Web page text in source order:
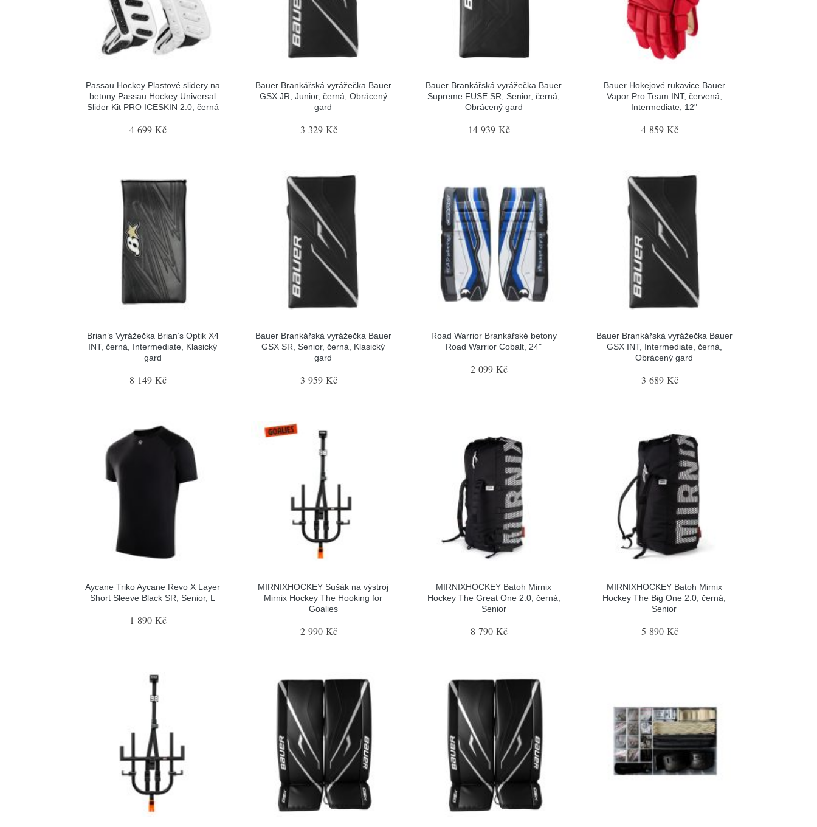
Passau Hockey Plastové slidery na
betony Passau Hockey Universal
Slider Kit PRO ICESKIN 2.0, černá
4 699 Kč
Bauer Brankářská vyrážečka Bauer
GSX JR, Junior, černá, Obrácený
gard
3 329 Kč
Bauer Brankářská vyrážečka Bauer
Supreme FUSE SR, Senior, černá,
Obrácený gard
14 939 Kč
Bauer Hokejové rukavice Bauer
Vapor Pro Team INT, červená,
Intermediate, 12"
4 859 Kč
Brian’s Vyrážečka Brian’s Optik X4
INT, černá, Intermediate, Klasický
gard
8 149 Kč
Bauer Brankářská vyrážečka Bauer
GSX SR, Senior, černá, Klasický
gard
3 959 Kč
Road Warrior Brankářské betony
Road Warrior Cobalt, 24"
2 099 Kč
Bauer Brankářská vyrážečka Bauer
GSX INT, Intermediate, černá,
Obrácený gard
3 689 Kč
Aycane Triko Aycane Revo X Layer
Short Sleeve Black SR, Senior, L
1 890 Kč
MIRNIXHOCKEY Sušák na výstroj
Mirnix Hockey The Hooking for
Goalies
2 990 Kč
MIRNIXHOCKEY Batoh Mirnix
Hockey The Great One 2.0, černá,
Senior
8 790 Kč
MIRNIXHOCKEY Batoh Mirnix
Hockey The Big One 2.0, černá,
Senior
5 890 Kč